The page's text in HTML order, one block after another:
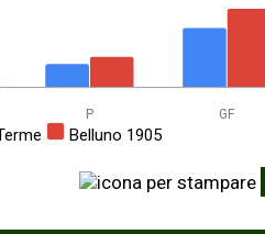
P GF
Belluno 1905